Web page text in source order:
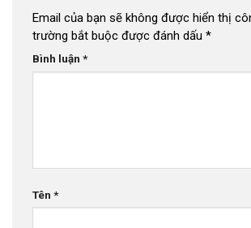
Email của bạn sẽ không được hiển thị
trường bắt buộc được đánh dấu *
Bình luận *
Tên *